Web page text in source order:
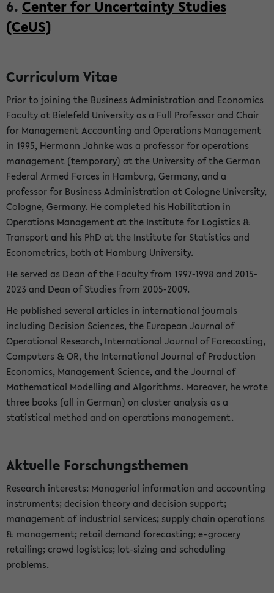
6. Center for Uncertainty Studies
(CeUS)
Curriculum Vitae
Prior to joining the Business Administration and Economics
Faculty at Bielefeld University as a Full Professor and Chair
for Management Accounting and Operations Management
in 1995, Hermann Jahnke was a professor for operations
management (temporary) at the University of the German
Federal Armed Forces in Hamburg, Germany, and a
professor for Business Administration at Cologne University,
Cologne, Germany. He completed his Habilitation in
Operations Management at the Institute for Logistics &
Transport and his PhD at the Institute for Statistics and
Econometrics, both at Hamburg University.
He served as Dean of the Faculty from 1997-1998 and 2015-
2023 and Dean of Studies from 2005-2009.
He published several articles in international journals
including Decision Sciences, the European Journal of
Operational Research, International Journal of Forecasting,
Computers & OR, the International Journal of Production
Economics, Management Science, and the Journal of
Mathematical Modelling and Algorithms. Moreover, he wrote
three books (all in German) on cluster analysis as a
statistical method and on operations management.
Aktuelle Forschungsthemen
Research interests: Managerial information and accounting
instruments; decision theory and decision support;
management of industrial services; supply chain operations
& management; retail demand forecasting; e-grocery
retailing; crowd logistics; lot-sizing and scheduling
problems.